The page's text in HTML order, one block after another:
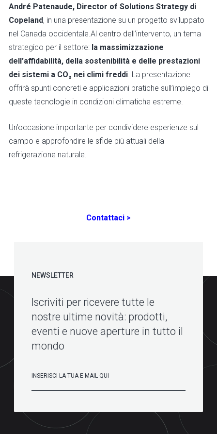
André Patenaude, Director of Solutions Strategy di
Copeland, in una presentazione su un progetto sviluppato
nel Canada occidentale.Al centro dell’intervento, un tema
strategico per il settore: la massimizzazione
dell’affidabilità, della sostenibilità e delle prestazioni
dei sistemi a CO₂ nei climi freddi. La presentazione
offrirà spunti concreti e applicazioni pratiche sull’impiego di
queste tecnologie in condizioni climatiche estreme.
Un’occasione importante per condividere esperienze sul
campo e approfondire le sfide più attuali della
refrigerazione naturale.
Contattaci >
NEWSLETTER
Iscriviti per ricevere tutte le
nostre ultime novità: prodotti,
eventi e nuove aperture in tutto il
mondo